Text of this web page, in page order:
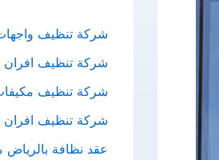
:
شركة تنظيف
شركة تنظيف افران
شركة تنظيف
شركة تنظيف افران
عقد نظافة بالرياض